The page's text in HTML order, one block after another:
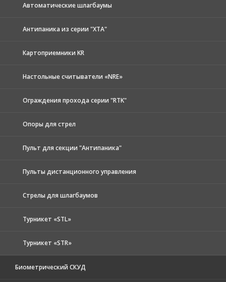
Автоматические шлагбаумы
Антипаника из серии "XTA"
Картоприемники KR
Настольные считыватели «NRE»
Ограждения прохода серии "RTK"
Опоры для стрел
Пульт для секции "Антипаника"
Пульты дистанционного управления
Стрелы для шлагбаумов
Турникет «STL»
Турникет «STR»
Биометрический СКУД